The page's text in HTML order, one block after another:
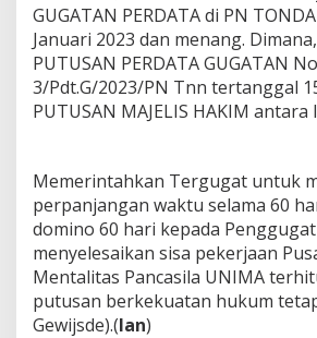
GUGATAN PERDATA di PN
Januari 2023 dan menang.
PUTUSAN PERDATA GUGATAN
3/Pdt.G/2023/PN Tnn tertanggal
PUTUSAN MAJELIS HAKIM antara
Memerintahkan Tergugat untuk
perpanjangan waktu selama 60
domino 60 hari kepada
menyelesaikan sisa pekerjaan
Mentalitas Pancasila UNIMA
putusan berkekuatan hukum
Gewijsde).(Ian)